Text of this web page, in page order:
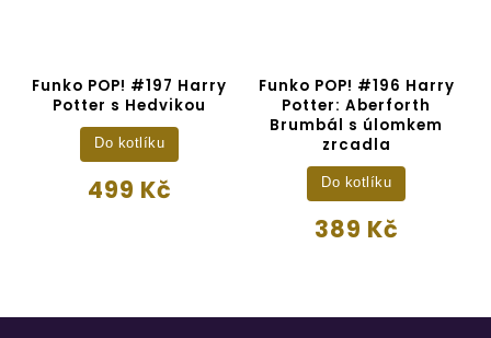
Funko POP! #197 Harry
Potter s Hedvikou
499 Kč
Do kotlíku
Funko POP! #196 Harry
Potter: Aberforth
Brumbál s úlomkem
zrcadla
389 Kč
Do kotlíku